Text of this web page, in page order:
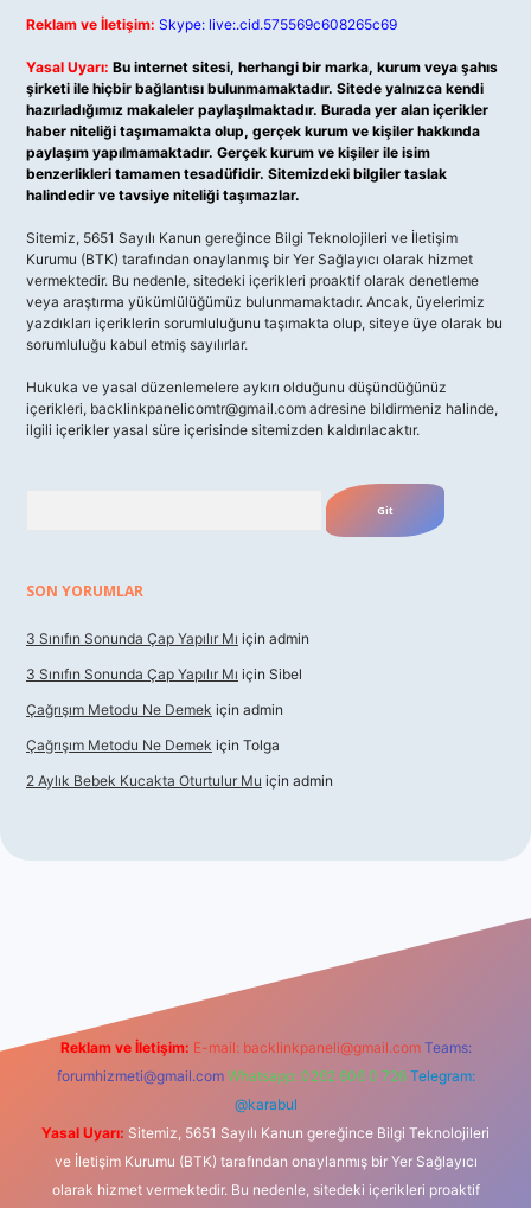
Reklam ve İletişim: Skype: live:.cid.575569c608265c69
Yasal Uyarı: Bu internet sitesi, herhangi bir marka, kurum veya şahıs
şirketi ile hiçbir bağlantısı bulunmamaktadır. Sitede yalnızca kendi
hazırladığımız makaleler paylaşılmaktadır. Burada yer alan içerikler
haber niteliği taşımamakta olup, gerçek kurum ve kişiler hakkında
paylaşım yapılmamaktadır. Gerçek kurum ve kişiler ile isim
benzerlikleri tamamen tesadüfidir. Sitemizdeki bilgiler taslak
halindedir ve tavsiye niteliği taşımazlar.
Sitemiz, 5651 Sayılı Kanun gereğince Bilgi Teknolojileri ve İletişim
Kurumu (BTK) tarafından onaylanmış bir Yer Sağlayıcı olarak hizmet
vermektedir. Bu nedenle, sitedeki içerikleri proaktif olarak denetleme
veya araştırma yükümlülüğümüz bulunmamaktadır. Ancak, üyelerimiz
yazdıkları içeriklerin sorumluluğunu taşımakta olup, siteye üye olarak bu
sorumluluğu kabul etmiş sayılırlar.
Hukuka ve yasal düzenlemelere aykırı olduğunu düşündüğünüz
içerikleri, backlinkpanelicomtr@gmail.com adresine bildirmeniz halinde,
ilgili içerikler yasal süre içerisinde sitemizden kaldırılacaktır.
SON YORUMLAR
3 Sınıfın Sonunda Çap Yapılır Mı için admin
3 Sınıfın Sonunda Çap Yapılır Mı için Sibel
Çağrışım Metodu Ne Demek için admin
Çağrışım Metodu Ne Demek için Tolga
2 Aylık Bebek Kucakta Oturtulur Mu için admin
Reklam ve İletişim: E-mail: backlinkpaneli@gmail.com Teams:
forumhizmeti@gmail.com Whatsapp: 0262 606 0 726 Telegram:
@karabul
Yasal Uyarı: Sitemiz, 5651 Sayılı Kanun gereğince Bilgi Teknolojileri
ve İletişim Kurumu (BTK) tarafından onaylanmış bir Yer Sağlayıcı
olarak hizmet vermektedir. Bu nedenle, sitedeki içerikleri proaktif